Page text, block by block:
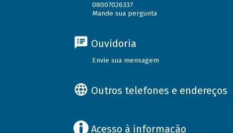
08007026337
Mande sua pergunta
Ouvidoria
Envie sua mensagem
Outros telefones e endereços
Acesso à informação